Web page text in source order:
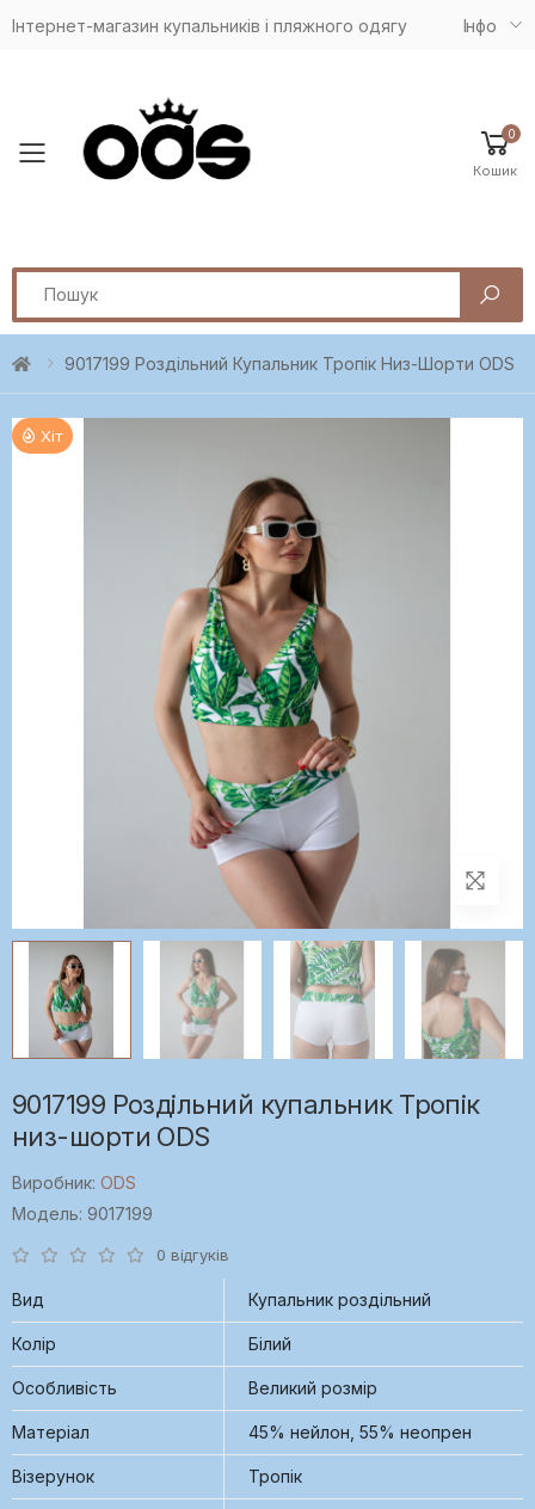
Інтернет-магазин купальників і пляжного одягу Iнфо
Toggle mobile menu
0
Кошик
Search
9017199 Роздільний Купальник Тропік Низ-Шорти ODS
Хіт
9017199 Роздільний купальник Тропік
низ-шорти ODS
Виробник: ODS
Модель: 9017199
0 відгуків
Вид Купальник роздільний
Колір Білий
Особливість Великий розмір
Матеріал 45% нейлон, 55% неопрен
Візерунок Тропік